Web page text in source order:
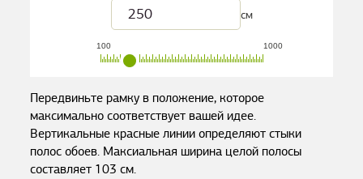
см
100 1000
Передвиньте рамку в положение, которое
максимально соответствует вашей идее.
Вертикальные красные линии определяют стыки
полос обоев. Максиальная ширина целой полосы
составляет 103 см.